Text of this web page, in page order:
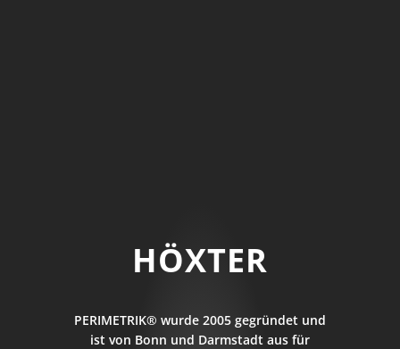
HÖXTER
PERIMETRIK® wurde 2005 gegründet und
ist von Bonn und Darmstadt aus für